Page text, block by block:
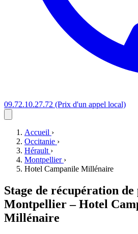
09.72.10.27.72 (Prix d'un appel local)
Accueil ›
Occitanie ›
Hérault ›
Montpellier ›
Hotel Campanile Millénaire
Stage de récupération de
Montpellier–Hotel
Millénaire